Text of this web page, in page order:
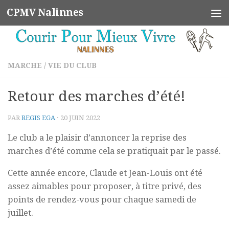
Skip to content
CPMV Nalinnes
MARCHE / VIE DU CLUB
Retour des marches d’été!
PAR REGIS EGA · 20 JUIN 2022
Le club a le plaisir d’annoncer la reprise des
marches d’été comme cela se pratiquait par le passé.
Cette année encore, Claude et Jean-Louis ont été
assez aimables pour proposer, à titre privé, des
points de rendez-vous pour chaque samedi de
juillet.